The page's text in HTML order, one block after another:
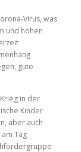
Virus, was
und hohen
gute
in der
Kinder
aber auch
Tag